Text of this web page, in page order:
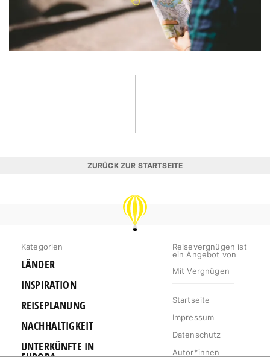
ZURÜCK ZUR STARTSEITE
REISEVERGNÜGEN
Kategorien
LÄNDER
INSPIRATION
REISEPLANUNG
NACHHALTIGKEIT
UNTERKÜNFTE IN
Reisevergnügen ist
ein Angebot von
Mit Vergnügen
Startseite
Impressum
Datenschutz
Autor*innen